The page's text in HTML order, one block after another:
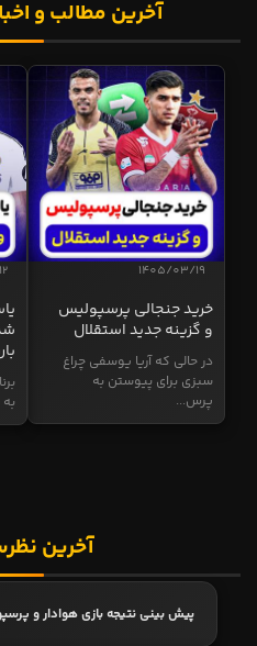
آخرین مطالب و
1405/03/19
خرید جنجالی پرسپولیس
و گزینه جدید استقلال
در حالی که آریا یوسفی چراغ
سبزی برای پیوستن به
پرس...
به
آخرین
پیش بینی نتیجه بازی هوادار و